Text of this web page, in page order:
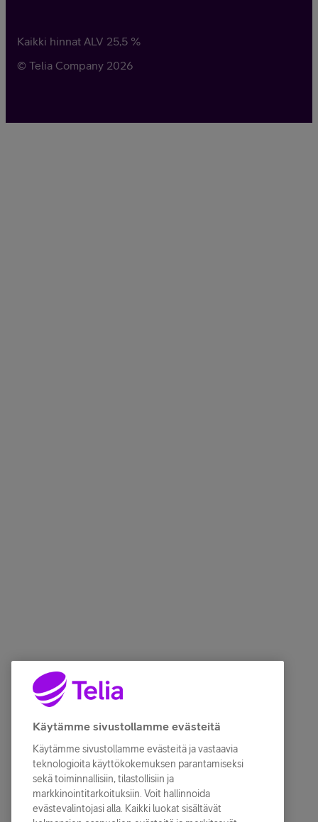
Kaikki hinnat ALV 25,5 %
© Telia Company 2026
Käytämme sivustollamme evästeitä
Käytämme sivustollamme evästeitä ja vastaavia
teknologioita käyttökokemuksen parantamiseksi
sekä toiminnallisiin, tilastollisiin ja
markkinointitarkoituksiin. Voit hallinnoida
evästevalintojasi alla. Kaikki luokat sisältävät